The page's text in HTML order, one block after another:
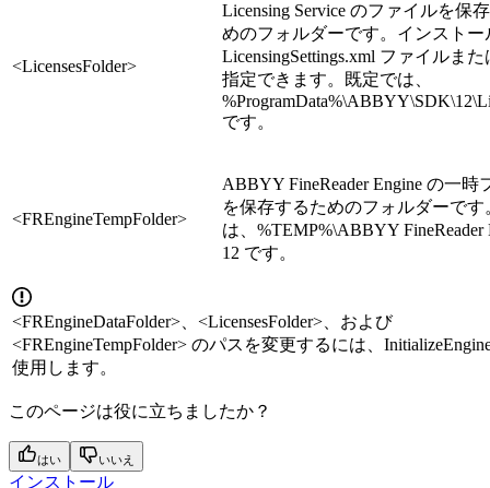
<LicensesFolder>
Licensing Service のファイルを保
めのフォルダーです。インストー
LicensingSettings.xml ファイルま
指定できます。既定では、
です。
<FREngineTempFolder>
ABBYY FineReader Engine の一時
を保存するためのフォルダーです
は、%TEMP%\ABBYY FineReader
12 です。
<FREngineDataFolder>、<LicensesFolder>、および
<FREngineTempFolder> のパスを変更するには、
使用します。
このページは役に立ちましたか？
はい いいえ
インストール